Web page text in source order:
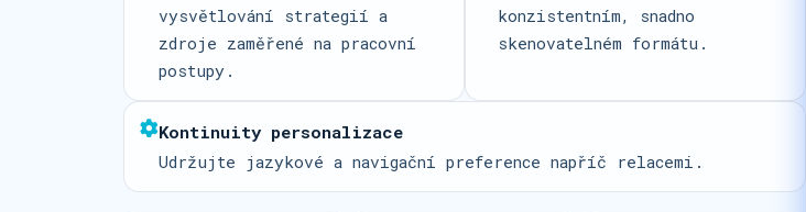
vysvětlování strategií a
zdroje zaměřené na pracovní
postupy.
konzistentním, snadno
skenovatelném formátu.
Kontinuity personalizace
Udržujte jazykové a navigační preference napříč relacemi.